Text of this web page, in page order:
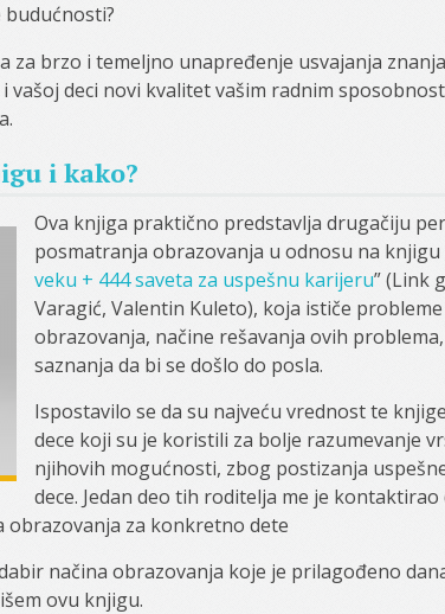
za brzo i temeljno unapređenje usvajanja
vašoj deci novi kvalitet vašim radnim
i kako?
Ova knjiga praktično predstavlja drugačiju
posmatranja obrazovanja u odnosu na knjigu
veku + 444 saveta za uspešnu karijeru” (Link
Varagić, Valentin Kuleto), koja ističe
obrazovanja, načine rešavanja ovih
saznanja da bi se došlo do posla.
Ispostavilo se da su najveću vrednost te
dece koji su je koristili za bolje razumevanje
njihovih mogućnosti, zbog postizanja
dece. Jedan deo tih roditelja me je kontaktirao
za konkretno dete
načina obrazovanja koje je prilagođeno
ovu knjigu.